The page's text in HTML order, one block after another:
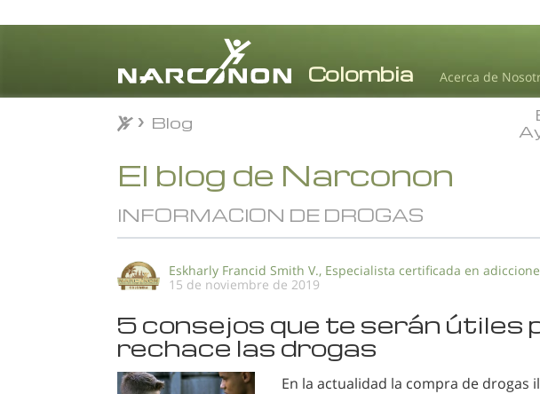
Acerca de
Blog
El blog de Narconon
INFORMACION DE DROGAS
Eskharly Francid Smith V., Especialista certificada en
15 de noviembre de 2019
5 consejos que te serán útiles
rechace las drogas
En la actualidad la compra de drogas
Blog